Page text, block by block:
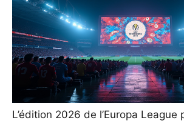
L’édition 2026 de l’Europa League